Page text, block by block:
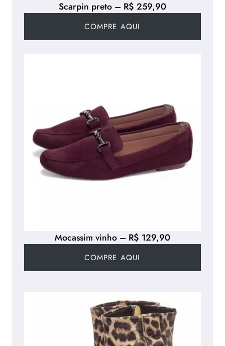
Scarpin preto – R$ 259,90
COMPRE AQUI
Mocassim vinho – R$ 129,90
COMPRE AQUI